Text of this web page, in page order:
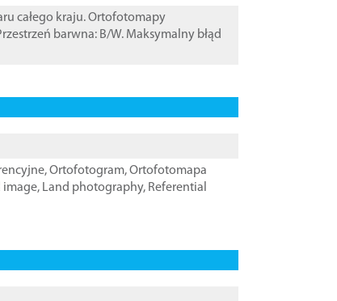
całego kraju. Ortofotomapy
barwna: B/W. Maksymalny błąd
,Ortofotogram,Ortofotomapa
image, Land photography, Referential